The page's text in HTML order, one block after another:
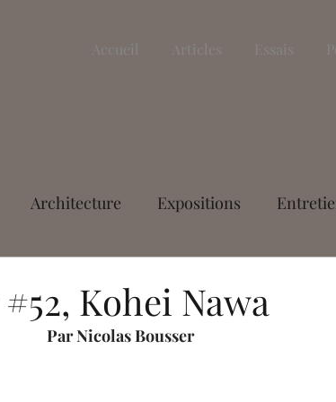
Accueil Articles Essais
Architecture Expositions
Margaux Granier-Weber
Kohei Nawa
Par Nicolas Bousser